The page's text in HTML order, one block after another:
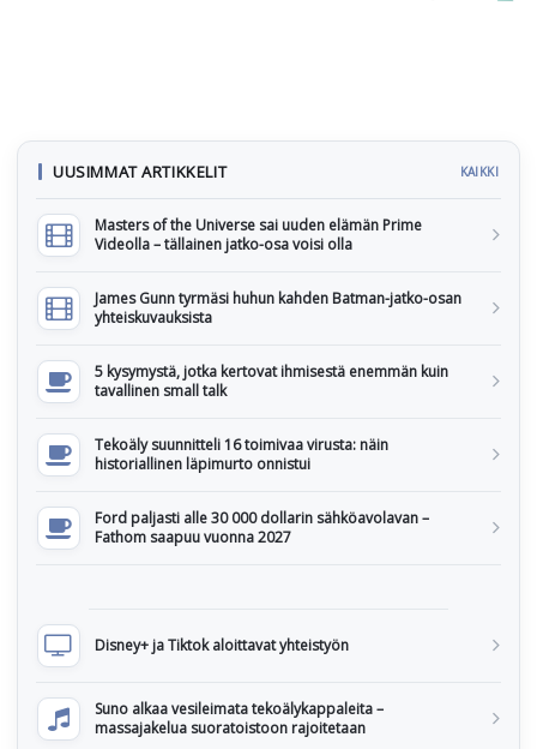
UUSIMMAT ARTIKKELIT KAIKKI
Masters of the Universe sai uuden elämän Prime
Videolla – tällainen jatko-osa voisi olla
James Gunn tyrmäsi huhun kahden Batman-jatko-osan
yhteiskuvauksista
5 kysymystä, jotka kertovat ihmisestä enemmän kuin
tavallinen small talk
Tekoäly suunnitteli 16 toimivaa virusta: näin
historiallinen läpimurto onnistui
Ford paljasti alle 30 000 dollarin sähköavolavan –
Fathom saapuu vuonna 2027
Disney+ ja Tiktok aloittavat yhteistyön
Suno alkaa vesileimata tekoälykappaleita –
massajakelua suoratoistoon rajoitetaan